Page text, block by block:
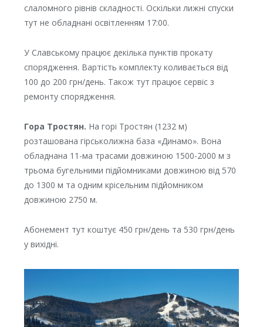
слаломного рівнів складності. Оскільки лижні спуски
тут не обладнані освітленням 17:00.
У Славському працює декілька пунктів прокату
спорядження. Вартість комплекту коливається від
100 до 200 грн/день. Також тут працює сервіс з
ремонту спорядження.
Гора Тростян. На горі Тростян (1232 м)
розташована гірськолижна база «Динамо». Вона
обладнана 11-ма трасами довжиною 1500-2000 м з
трьома бугельними підйомниками довжиною від 570
до 1300 м та одним крісельним підйомником
довжиною 2750 м.
Абонемент тут коштує 450 грн/день та 530 грн/день
у вихідні.